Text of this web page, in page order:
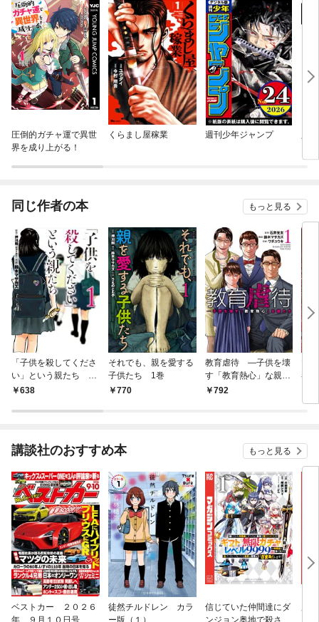
圧倒的ガチャ運で異世
界を成り上がる！
くらまし屋稼業 週刊少年ジャンプ
同じ作者の本 もっと見る
「子供を殺してくださ
い」という親たち 1
巻638
それでも、親を愛する
子供たち 1巻
770
教育虐待 —子供を壊
す「教育熱心」な親た
ち 1巻
792
巻
講談社のおすすめ本 もっと見る
ベストカー ２０２６
徒然チルドレン カラ
信じていた仲間達にダ